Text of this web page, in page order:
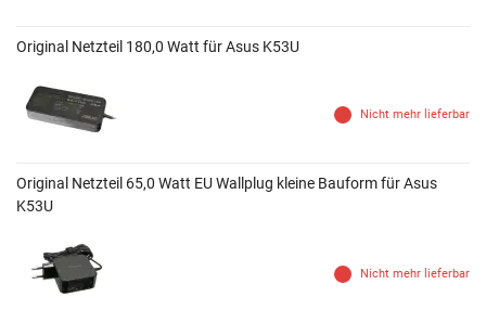
Original Netzteil 180,0 Watt für Asus K53U
Nicht mehr lieferbar
Original Netzteil 65,0 Watt EU Wallplug kleine Bauform für Asus
K53U
Nicht mehr lieferbar